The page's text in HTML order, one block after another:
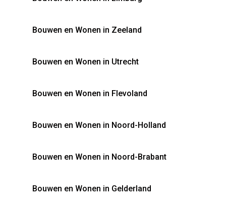
Bouwen en Wonen in Zeeland
Bouwen en Wonen in Utrecht
Bouwen en Wonen in Flevoland
Bouwen en Wonen in Noord-Holland
Bouwen en Wonen in Noord-Brabant
Bouwen en Wonen in Gelderland